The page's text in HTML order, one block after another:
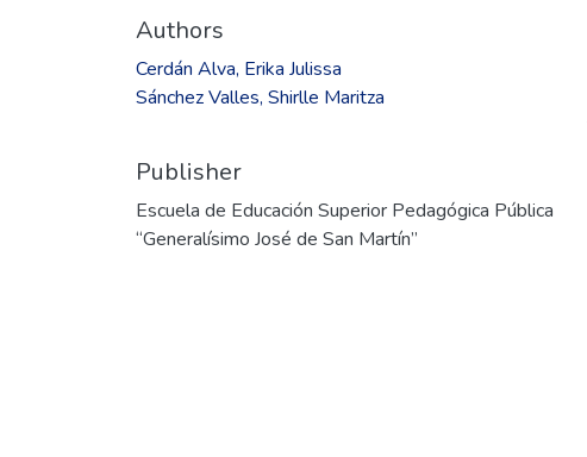
Authors
Cerdán Alva, Erika Julissa
Sánchez Valles, Shirlle Maritza
Publisher
Escuela de Educación Superior Pedagógica Pública
“Generalísimo José de San Martín”